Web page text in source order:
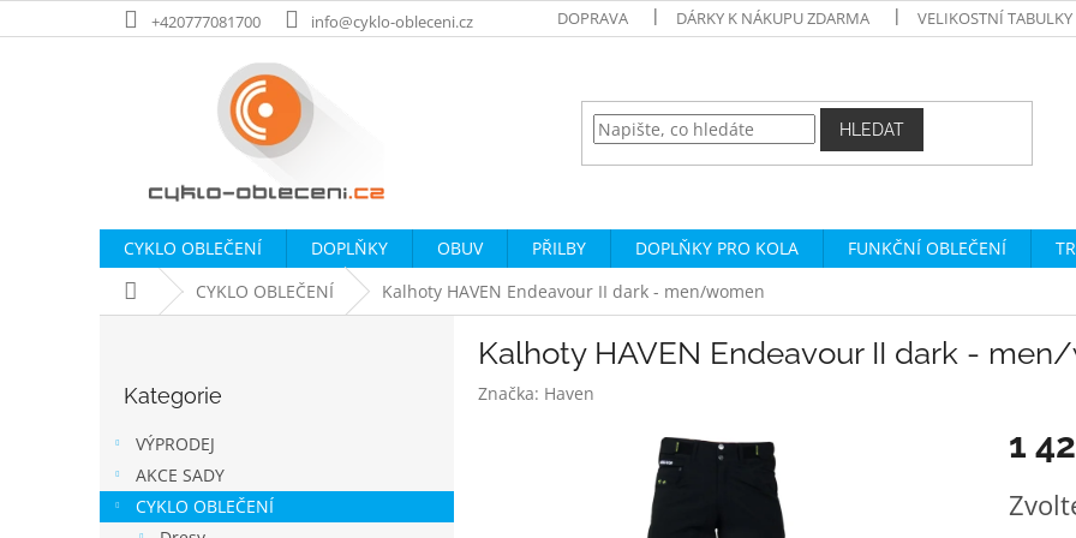
na
+420777081700 info@cyklo-obleceni.cz DOPRAVA DÁRKY K NÁKUPU ZDARMA VELIKOSTNÍ TABULKY
HLEDAT
CYKLO OBLEČENÍ DOPLŇKY OBUV PŘILBY DOPLŇKY PRO KOLA FUNKČNÍ OBLEČENÍ
Domů CYKLO OBLEČENÍ Kalhoty HAVEN Endeavour II dark - men/women
n
kategorie
Kategorie
VÝPRODEJ
AKCE SADY
CYKLO OBLEČENÍ
Kalhoty HAVEN Endeavour II dark -
Značka: Haven
1
cena: